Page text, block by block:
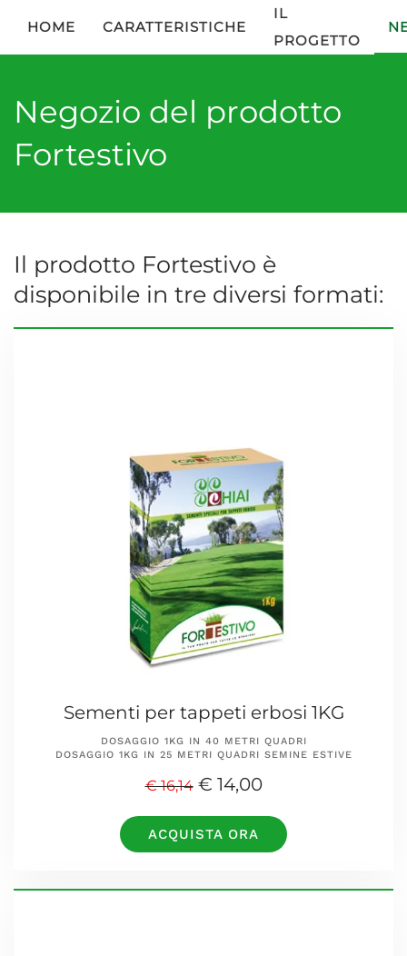
HOME CARATTERISTICHE
IL
PROGETTO
Negozio del prodotto
Fortestivo
Il prodotto Fortestivo è
disponibile in tre diversi formati:
Sementi per tappeti erbosi 1KG
DOSAGGIO 1KG IN 40 METRI QUADRI
DOSAGGIO 1KG IN 25 METRI QUADRI SEMINE ESTIVE
€ 16,14 € 14,00
ACQUISTA ORA